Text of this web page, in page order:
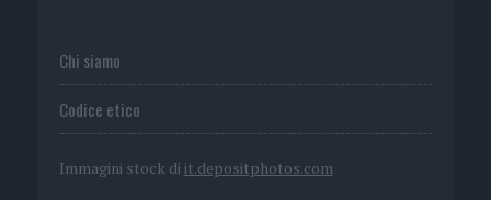
Chi siamo
Codice etico
Immagini stock di it.depositphotos.com